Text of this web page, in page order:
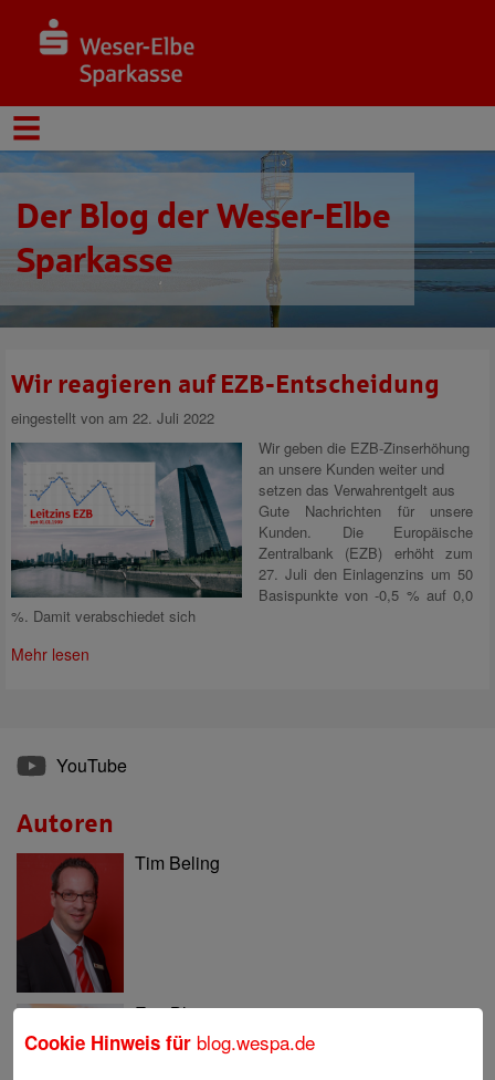
Der Blog der Weser-Elbe
Sparkasse
Wir reagieren auf EZB-Entscheidung
eingestellt von am 22. Juli 2022
Wir geben die EZB-Zinserhöhung
an unsere Kunden weiter und
setzen das Verwahrentgelt aus
Gute Nachrichten für unsere
Kunden. Die Europäische
Zentralbank (EZB) erhöht zum
27. Juli den Einlagenzins um 50
Basispunkte von -0,5 % auf 0,0
%. Damit verabschiedet sich
Mehr lesen
YouTube
Autoren
Tim Beling
Eva Bläsen
Cookie Hinweis für blog.wespa.de